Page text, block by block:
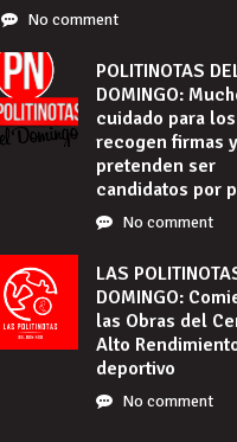
No comment
POLITINOTAS
DOMINGO:
cuidado para
recogen firmas y
pretenden ser
candidatos por
No comment
LAS
DOMINGO:
las Obras del
Alto
deportivo
No comment